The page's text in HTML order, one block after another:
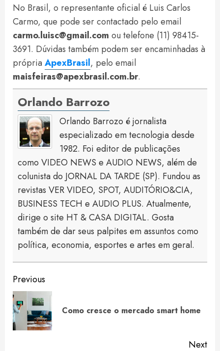
No Brasil, o representante oficial é Luis Carlos
Carmo, que pode ser contactado pelo email
carmo.luisc@gmail.com ou telefone (11) 98415-
3691. Dúvidas também podem ser encaminhadas à
própria ApexBrasil, pelo email
maisfeiras@apexbrasil.com.br.
Orlando Barrozo
Orlando Barrozo é jornalista
especializado em tecnologia desde
1982. Foi editor de publicações
como VIDEO NEWS e AUDIO NEWS, além de
colunista do JORNAL DA TARDE (SP). Fundou as
revistas VER VIDEO, SPOT, AUDITÓRIO&CIA,
BUSINESS TECH e AUDIO PLUS. Atualmente,
dirige o site HT & CASA DIGITAL. Gosta
também de dar seus palpites em assuntos como
política, economia, esportes e artes em geral.
Continue
Reading
Previous
Como cresce o mercado smart home
Next